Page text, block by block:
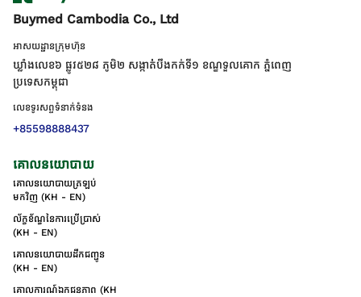
Buymed Cambodia Co., Ltd
អាសយដ្ឋានក្រុមហ៊ុន
ឃ្លាំងលេខ៦ ផ្លូវ៥២៨ ភូមិ២ សង្កាត់់បឹងកក់ទី១ ខណ្ឌទួលគោក ភ្នំពេញ
ប្រទេសកម្ពុជា
លេខទូរសព្ទទំនាក់ទំនង
+85598888437
គោលនយោបាយ
គោលនយោបាយត្រឡប់
មកវិញ (KH - EN)
ល័ក្ខខ័ណ្ឌនៃការប្រើប្រាស់
(KH - EN)
គោលនយោបាយដឹកជញ្ជូន
(KH - EN)
គោលការណ៍ឯកជនភាព (KH